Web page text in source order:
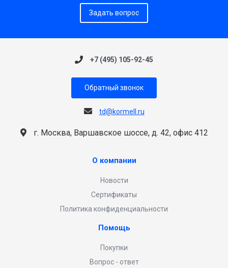
Задать вопрос
+7 (495) 105-92-45
Обратный звонок
td@kormell.ru
г. Москва, Варшавское шоссе, д. 42, офис 412
О компании
Новости
Сертификаты
Политика конфиденциальности
Помощь
Покупки
Вопрос - ответ